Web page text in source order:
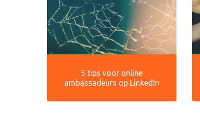
5 tips voor online
ambassadeurs op LinkedIn